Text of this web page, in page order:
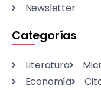
Newsletter
Categorías
Literatura
Economía